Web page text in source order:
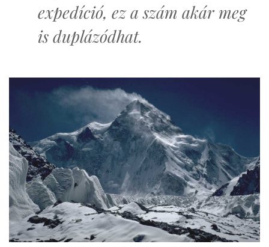
expedíció, ez a szám akár meg
is duplázódhat.